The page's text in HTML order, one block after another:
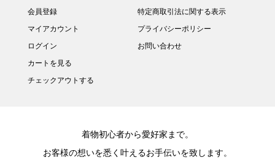
会員登録
マイアカウント
ログイン
カートを見る
チェックアウトする
特定商取引法に関する表示
プライバシーポリシー
お問い合わせ
着物初心者から愛好家まで。
お客様の想いを悉く叶えるお手伝いを致します。